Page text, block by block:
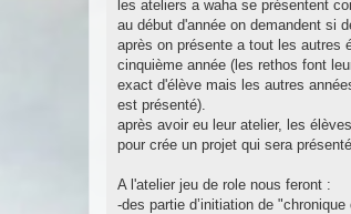
les ateliers a waha se présentent
au début d'année on demandent si
après on présente a tout les autres
cinquième année (les rethos font
exact d'élève mais les autres
est présenté).
après avoir eu leur atelier, les
pour crée un projet qui sera
A l'atelier jeu de role nous feront :
-des partie d’initiation de